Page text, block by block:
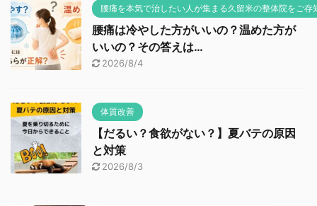
腰痛を本気で治したい人が集まる久留米の整体院をご存
腰痛は冷やした方がいいの？温めた方が
いいの？その答えは…
2026/8/4
体質改善
【だるい？食欲がない？】夏バテの原因
と対策
2026/8/3